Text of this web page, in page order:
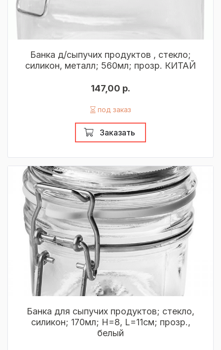
Банка д/сыпучих продуктов , стекло;
силикон, металл; 560мл; прозр. КИТАЙ
147,00 р.
под заказ
Заказать
Банка для сыпучих продуктов; стекло,
силикон; 170мл; H=8, L=11см; прозр.,
белый